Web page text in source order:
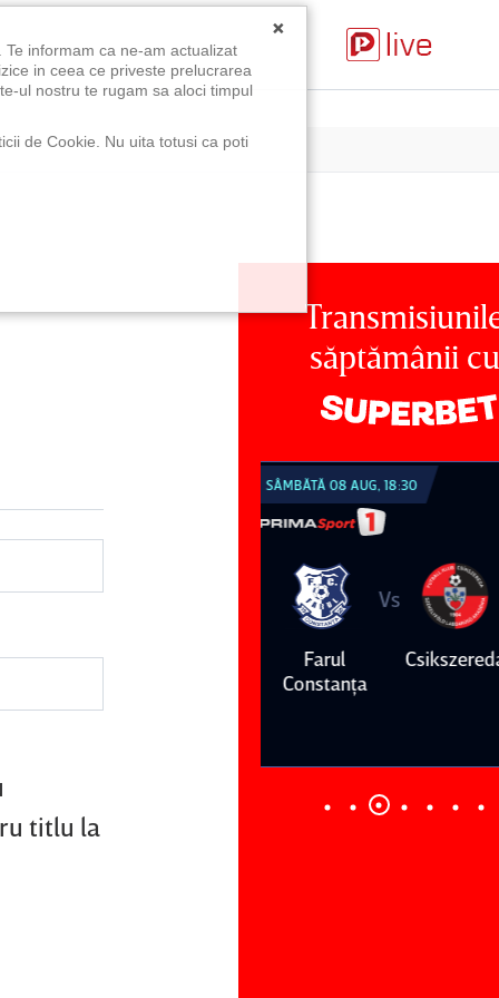
titlu la
săptămânii cu
Farul
Vs
SÂMBĂTĂ 08 AUG, 21:30
Dinamo
Vs
FC
×
informam ca ne-am actualizat
in ceea ce priveste prelucrarea
ul nostru te rugam sa aloci timpul
de Cookie. Nu uita totusi ca poti